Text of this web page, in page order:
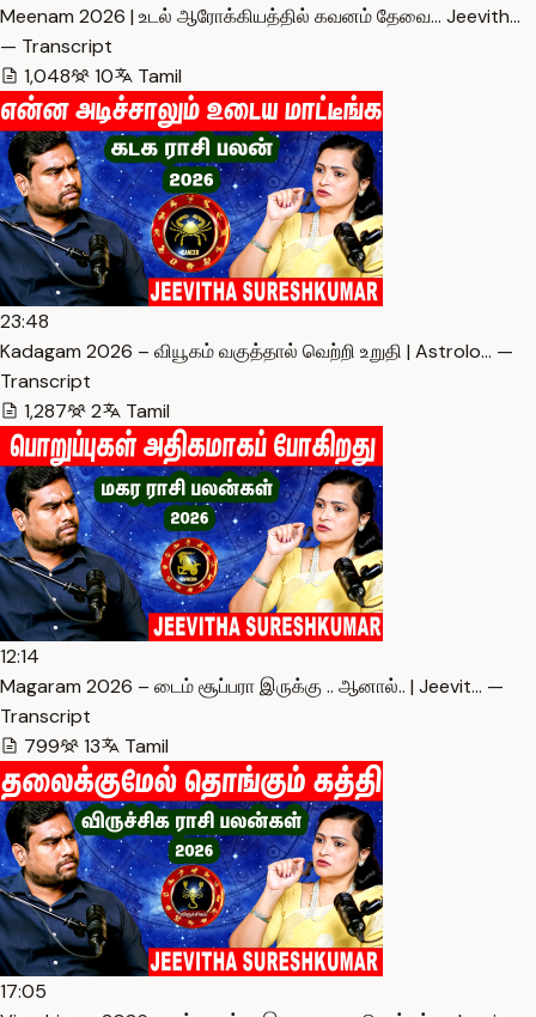
Meenam 2026 | உடல் ஆரோக்கியத்தில் கவனம் தேவை… Jeevith…
— Transcript
1,048
10 Tamil
23:48
Kadagam 2026 – வியூகம் வகுத்தால் வெற்றி உறுதி | Astrolo… —
Transcript
1,287
2 Tamil
12:14
Magaram 2026 – டைம் சூப்பரா இருக்கு .. ஆனால்.. | Jeevit… —
Transcript
799
13 Tamil
17:05